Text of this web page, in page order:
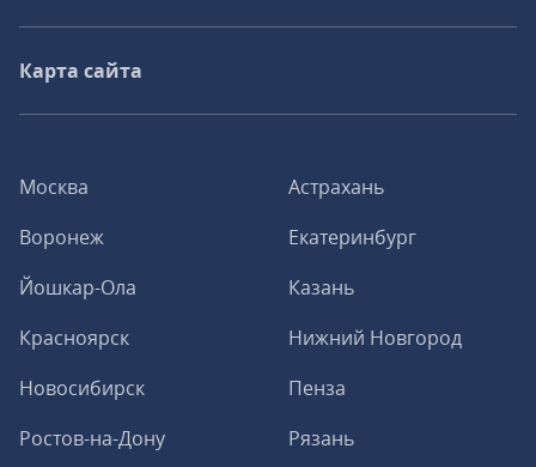
Москва
Астрахань
Воронеж
Екатеринбург
Йошкар-Ола
Казань
Красноярск
Нижний Новгород
Новосибирск
Пенза
Ростов-на-Дону
Рязань
Карта сайта